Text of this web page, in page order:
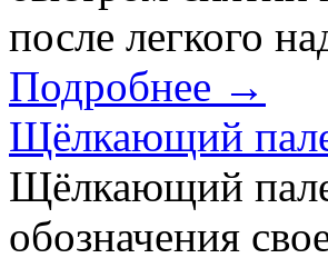
после легкого
Подробнее →
Щёлкающий
Щёлкающий
обозначения